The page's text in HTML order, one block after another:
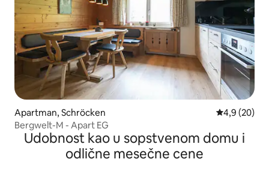
Apartman, Schröcken Prosečna
4,9 (20)
Bergwelt-M - Apart EG
Udobnost kao u sopstvenom domu i
odlične mesečne cene